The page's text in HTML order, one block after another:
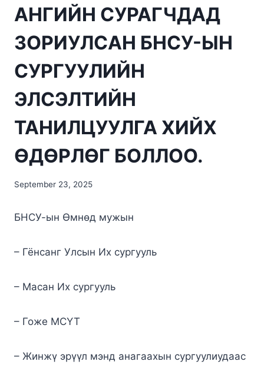
АНГИЙН СУРАГЧДАД
ЗОРИУЛСАН БНСУ-ЫН
СУРГУУЛИЙН
ЭЛСЭЛТИЙН
ТАНИЛЦУУЛГА ХИЙХ
ӨДӨРЛӨГ БОЛЛОО.
September 23, 2025
БНСУ-ын Өмнөд мужын
– Гёнсанг Улсын Их сургууль
– Масан Их сургууль
– Гоже МСҮТ
– Жинжү эрүүл мэнд анагаахын сургуулиудаас